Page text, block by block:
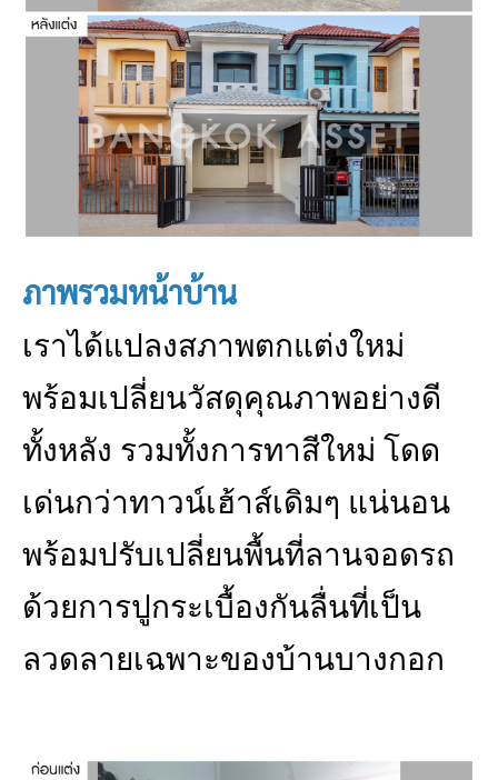
ภาพรวมหน้าบ้าน
เราได้แปลงสภาพตกแต่งใหม่
พร้อมเปลี่ยนวัสดุคุณภาพอย่างดี
ทั้งหลัง รวมทั้งการทาสีใหม่ โดด
เด่นกว่าทาวน์เฮ้าส์เดิมๆ แน่นอน
พร้อมปรับเปลี่ยนพื้นที่ลานจอดรถ
ด้วยการปูกระเบื้องกันลื่นที่เป็น
ลวดลายเฉพาะของบ้านบางกอก